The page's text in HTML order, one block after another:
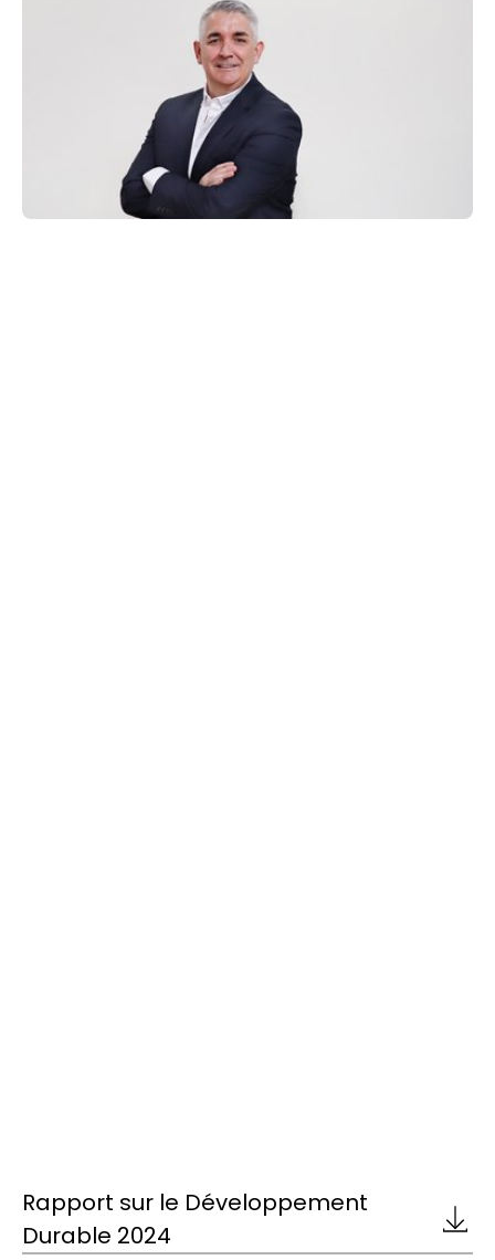
Rapport sur le Développement
Durable 2024